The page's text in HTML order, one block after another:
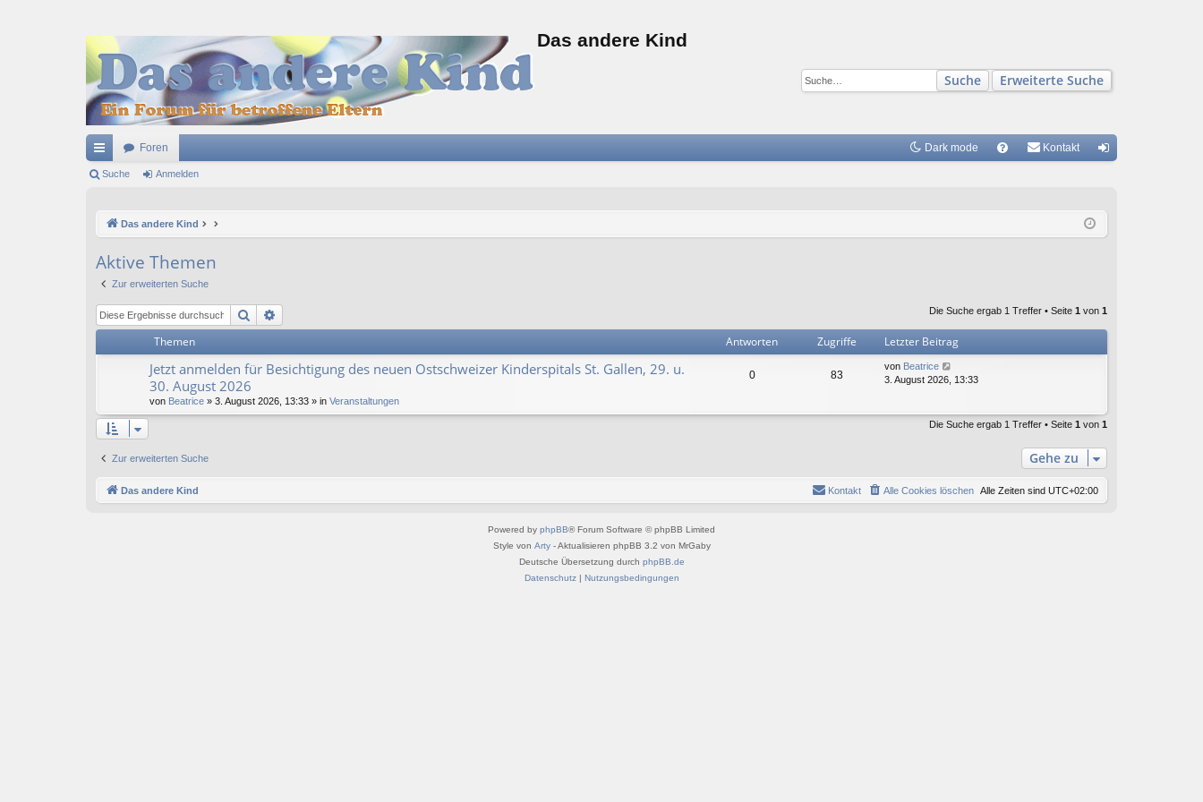
Das andere Kind
Suche Erweiterte Suche
ch
ug
riff
Foren Dark mode Kontakt
Suche Anmelden
Das andere Kind
Aktive Themen
Zur erweiterten Suche
Suche Die Suche ergab 1 Treffer • Seite 1 von 1
Themen Antworten Zugriffe Letzter Beitrag
Jetzt anmelden für Besichtigung des neuen Ostschweizer Kinderspitals St. Gallen, 29. u.
30. August 2026
von Beatrice » 3. August 2026, 13:33 » in Veranstaltungen
0 83
von Beatrice
3. August 2026, 13:33
Die Suche ergab 1 Treffer • Seite 1 von 1
Zur erweiterten Suche Gehe zu
Das andere Kind Alle Zeiten sind UTC+02:00
Alle Cookies löschen
Kontakt
Powered by phpBB® Forum Software © phpBB Limited
Style von Arty- Aktualisieren phpBB 3.2 von MrGaby
Deutsche Übersetzung durch phpBB.de
Datenschutz| Nutzungsbedingungen